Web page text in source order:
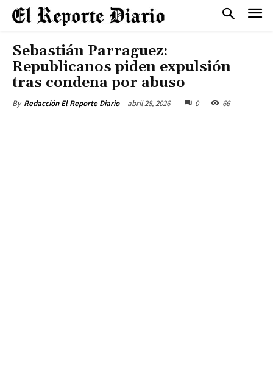
Sebastián Parraguez:
Republicanos piden expulsión
tras condena por abuso
By Redacción El Reporte Diario abril 28, 2026 0 66